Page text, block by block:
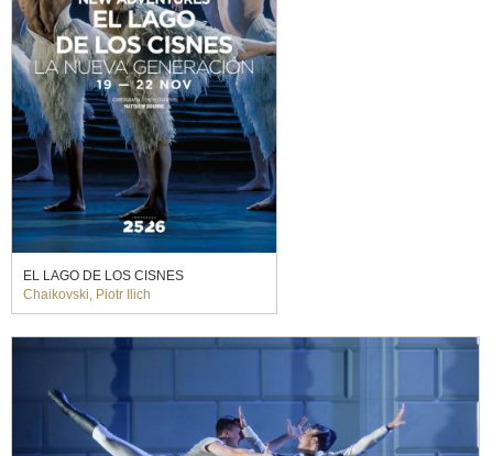
EL LAGO DE LOS CISNES
Chaikovski, Piotr Ilich